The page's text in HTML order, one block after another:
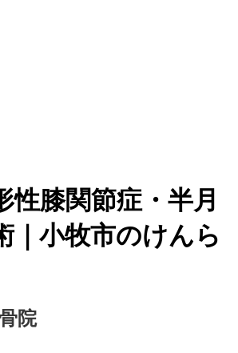
性膝関節症・半月
｜小牧市のけんら